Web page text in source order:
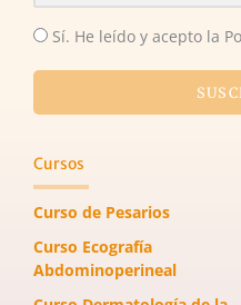
Sí. He leído y acepto la
Cursos
Curso de Pesarios
Curso Ecografía
Abdominoperineal